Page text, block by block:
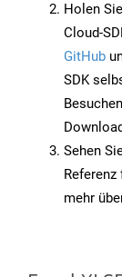
Holen
Cloud-
GitHub
SDK
Sehen
Referenz
mehr